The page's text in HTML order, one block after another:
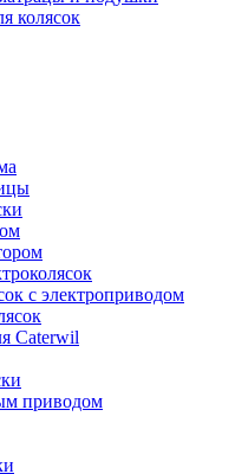
колясок
с электроприводом
Caterwil
приводом